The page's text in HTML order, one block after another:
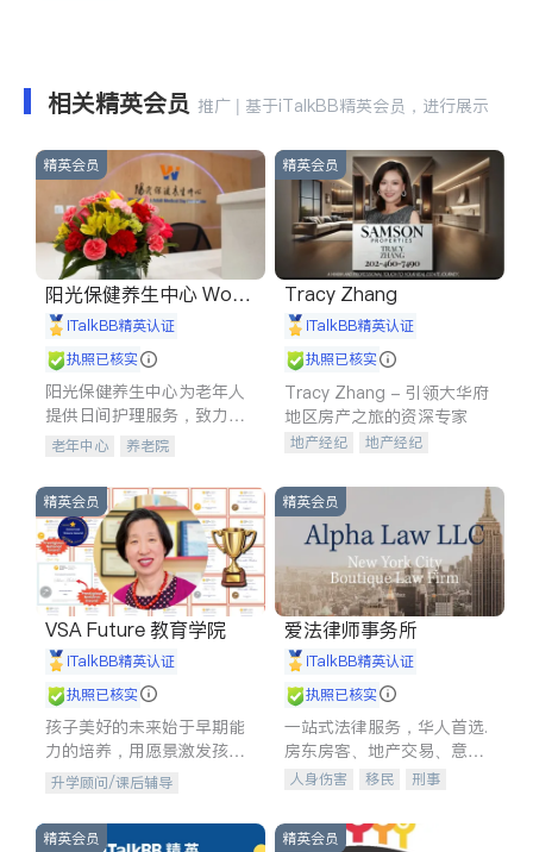
相关精英会员 推广 | 基于iTalkBB精英会员，进行展示
精英会员
阳光保健养生中心 World
shine
iTalkBB精英认证
执照已核实
阳光保健养生中心为老年人
提供日间护理服务，致力于
通过持续的护理创新来有效
老年中心 养老院
精英会员
Tracy Zhang
iTalkBB精英认证
执照已核实
Tracy Zhang - 引领大华府
地区房产之旅的资深专家
地产经纪
地产经纪
商铺租售
精英会员
VSA Future 教育学院
iTalkBB精英认证
执照已核实
孩子美好的未来始于早期能
力的培养，用愿景激发孩子
的学习潜力和动力。理念：
拥有成长型心态是成功的基
石。
升学顾问/课后辅导
精英会员
爱法律师事务所
iTalkBB精英认证
执照已核实
一站式法律服务，华人首选.
房东房客、地产交易、意外
伤害、车祸重伤、商业诉
建筑合同、刑事案件全包办
人身伤害 移民
刑事
信托/遗嘱
商业
精英会员 精英会员